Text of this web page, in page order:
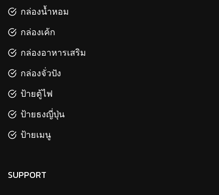
กล่องน้ำหอม
กล่องเค้ก
กล่องอาหารเสริม
กล่องจั่วปัง
ป้ายตู้ไฟ
ป้ายธงญี่ปุ่น
ป้ายเมนู
SUPPORT